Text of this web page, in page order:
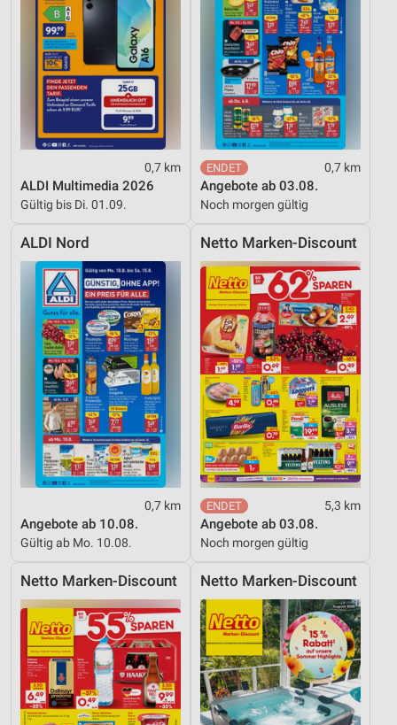
0,7 km
ALDI Multimedia 2026
Gültig bis Di. 01.09.
0,7 km
Angebote ab 03.08.
Noch morgen gültig
ALDI Nord
0,7 km
Angebote ab 10.08.
Gültig ab Mo. 10.08.
Netto Marken-Discount
5,3 km
Angebote ab 03.08.
Noch morgen gültig
Netto Marken-Discount Netto Marken-Discount